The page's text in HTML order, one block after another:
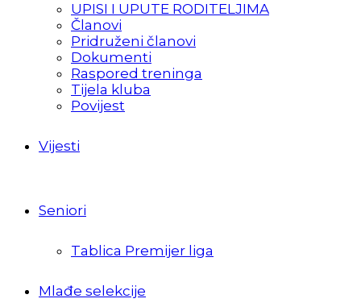
UPISI I UPUTE RODITELJIMA
Članovi
Pridruženi članovi
Dokumenti
Raspored treninga
Tijela kluba
Povijest
Vijesti
Seniori
Tablica Premijer liga
Mlađe selekcije